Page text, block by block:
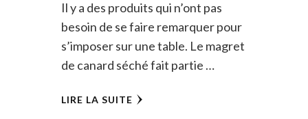
Il y a des produits qui n’ont pas
besoin de se faire remarquer pour
s’imposer sur une table. Le magret
de canard séché fait partie …
LIRE LA SUITE